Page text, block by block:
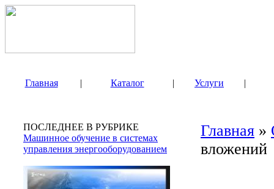
Главная | Каталог | Услуги |
ПОСЛЕДНЕЕ В РУБРИКЕ
Машинное обучение в системах
управления энергооборудованием
Главная »
вложений